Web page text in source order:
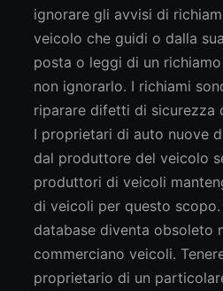
ignorare gli avvisi di
veicolo che guidi o dalla
posta o leggi di un
non ignorarlo. I richiami
riparare difetti di sicurezza
I proprietari di auto nuove
dal produttore del veicolo
produttori di veicoli
di veicoli per questo
database diventa obsoleto
commerciano veicoli.
proprietario di un